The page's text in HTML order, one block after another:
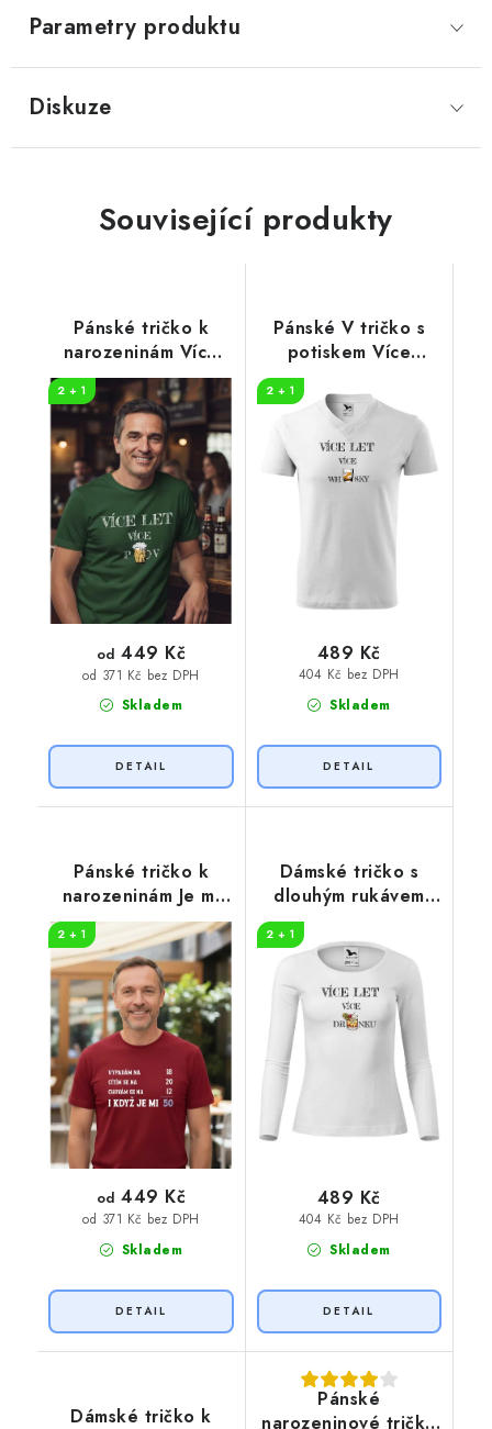
Parametry produktu
Diskuze
Související produkty
Pánské tričko k
narozeninám Více
PIV
2 + 1
Skladem
od 371 Kč bez DPH
od 449 Kč
Pánské V tričko s
potiskem Více
2 + 1
Skladem
404 Kč bez DPH
489 Kč
Pánské tričko k
narozeninám Je mi
50
2 + 1
Skladem
od 371 Kč bez DPH
od 449 Kč
Dámské tričko s
dlouhým rukávem
2 + 1
Skladem
404 Kč bez DPH
489 Kč
Dámské tričko k
Pánské
narozeninové tričko